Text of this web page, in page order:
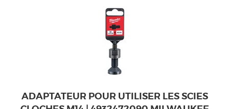
ADAPTATEUR POUR UTILISER LES SCIES